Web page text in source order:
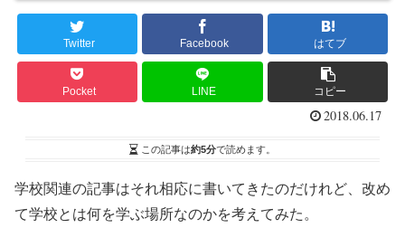
Twitter Facebook はてブ
Pocket LINE コピー
2018.06.17
この記事は約5分で読めます。
学校関連の記事はそれ相応に書いてきたのだけれど、改め
て学校とは何を学ぶ場所なのかを考えてみた。